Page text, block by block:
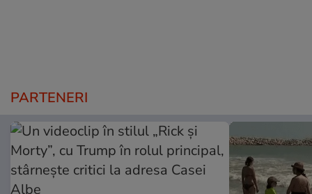
PARTENERI